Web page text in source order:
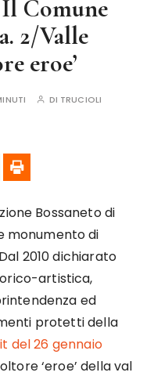
Comune
2/Valle
eroe’
DI TRUCIOLI
Bossaneto di
monumento di
2010 dichiarato
artistica,
ed
protetti della
del 26 gennaio
‘eroe’ della val